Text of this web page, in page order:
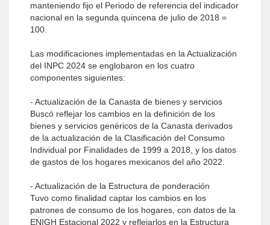
manteniendo fijo el Periodo de referencia del indicador
nacional en la segunda quincena de julio de 2018 =
100.
Las modificaciones implementadas en la Actualización
del INPC 2024 se englobaron en los cuatro
componentes siguientes:
- Actualización de la Canasta de bienes y servicios
Buscó reflejar los cambios en la definición de los
bienes y servicios genéricos de la Canasta derivados
de la actualización de la Clasificación del Consumo
Individual por Finalidades de 1999 a 2018, y los datos
de gastos de los hogares mexicanos del año 2022.
- Actualización de la Estructura de ponderación
Tuvo como finalidad captar los cambios en los
patrones de consumo de los hogares, con datos de la
ENIGH Estacional 2022 y reflejarlos en la Estructura